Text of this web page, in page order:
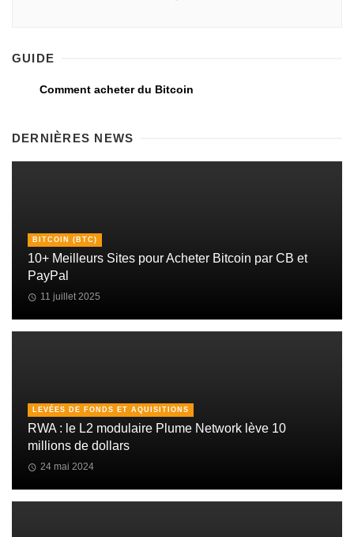
GUIDE
Comment acheter du Bitcoin
DERNIÈRES NEWS
BITCOIN (BTC)
10+ Meilleurs Sites pour Acheter Bitcoin par CB et
PayPal
11 juillet 2025
LEVÉES DE FONDS ET AQUISITIONS
RWA : le L2 modulaire Plume Network lève 10
millions de dollars
24 mai 2024